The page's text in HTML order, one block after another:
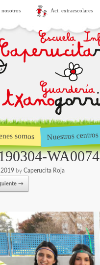
nosotros Act. extraescolares
somos Nuestros centros
WA0074
2019 by Caperucita Roja
→